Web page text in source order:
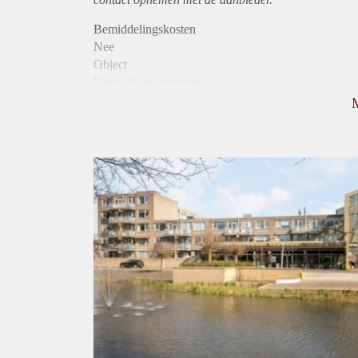
Bemiddelingskosten
Nee
Object
Huurtoeslag
Niet mogelijk
Inkomen eis
2,8 X Maandhuur Bruto
Huurtermijn
Onbepaalde termijn
Oplevering
Kaal